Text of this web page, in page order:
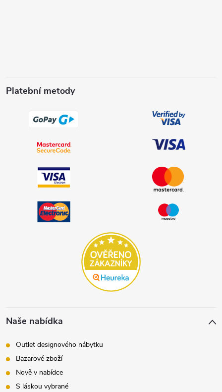
Platební metody
Naše nabídka
Outlet designového nábytku
Bazarové zboží
Nově v nabídce
S láskou vybrané